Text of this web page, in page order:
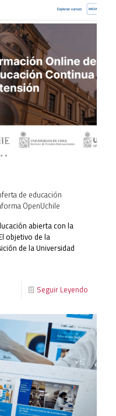
de educación
OpenUchile
abierta con la
objetivo de la
de la Universidad
Seguir Leyendo